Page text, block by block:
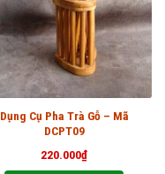
Dụng Cụ Pha Trà Gỗ – Mã
DCPT09
220.000₫